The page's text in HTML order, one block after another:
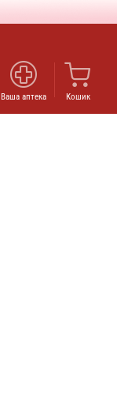
Ваша аптека Кошик